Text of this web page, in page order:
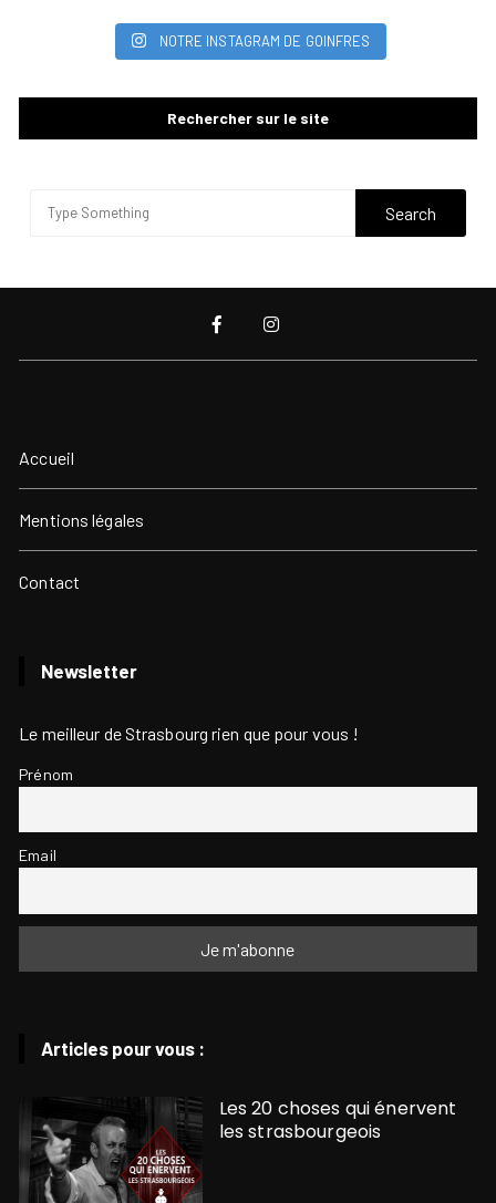
NOTRE INSTAGRAM DE GOINFRES
Rechercher sur le site
Accueil
Mentions légales
Contact
Newsletter
Le meilleur de Strasbourg rien que pour vous !
Prénom
Email
Articles pour vous :
Les 20 choses qui énervent
les strasbourgeois